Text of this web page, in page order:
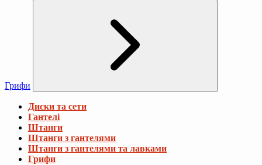
Грифи
Диски та сети
Гантелі
Штанги
Штанги з гантелями
Штанги з гантелями та лавками
Грифи